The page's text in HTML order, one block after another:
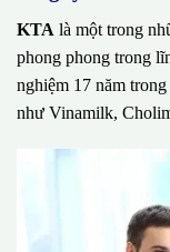
KTA là một trong
phong phong trong
nghiệm 17 năm
như Vinamilk,